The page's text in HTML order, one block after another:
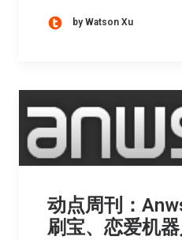
by Watson Xu
动点周刊：
刷宝、恋爱机